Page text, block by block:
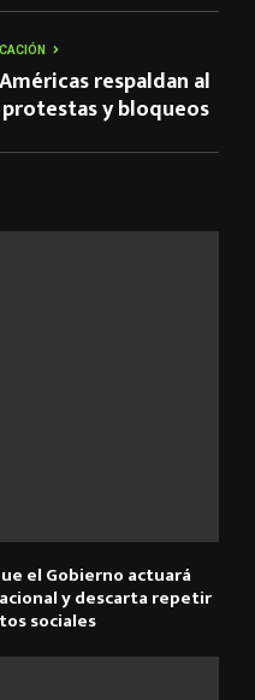
respaldan al
y bloqueos
el Gobierno actuará
y descarta repetir
sociales